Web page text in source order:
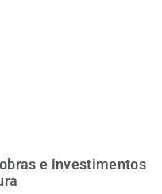
e investimentos